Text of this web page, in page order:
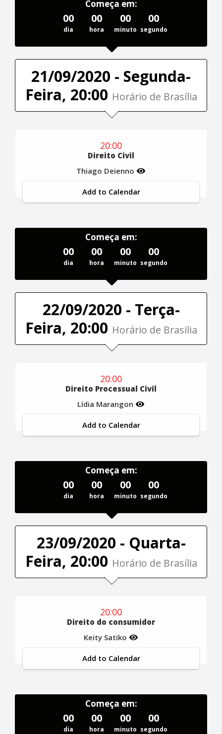
Começa em:
00
dia
00
hora
00
minuto
00
segundo
21/09/2020 - Segunda-
Feira, 20:00 Horário de Brasília
20:00
Direito Civil
Thiago Deienno
Add to Calendar
Começa em:
00
dia
00
hora
00
minuto
00
segundo
22/09/2020 - Terça-
Feira, 20:00 Horário de Brasília
20:00
Direito Processual Civil
Lídia Marangon
Add to Calendar
Começa em:
00
dia
00
hora
00
minuto
00
segundo
23/09/2020 - Quarta-
Feira, 20:00 Horário de Brasília
20:00
Direito do consumidor
Keity Satiko
Add to Calendar
Começa em:
00
dia
00
hora
00
minuto
00
segundo